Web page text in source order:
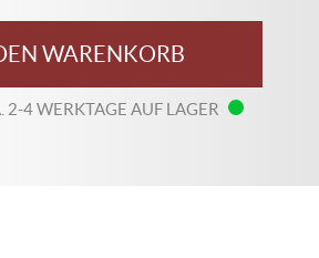
WARENKORB
2-4 WERKTAGE AUF LAGER